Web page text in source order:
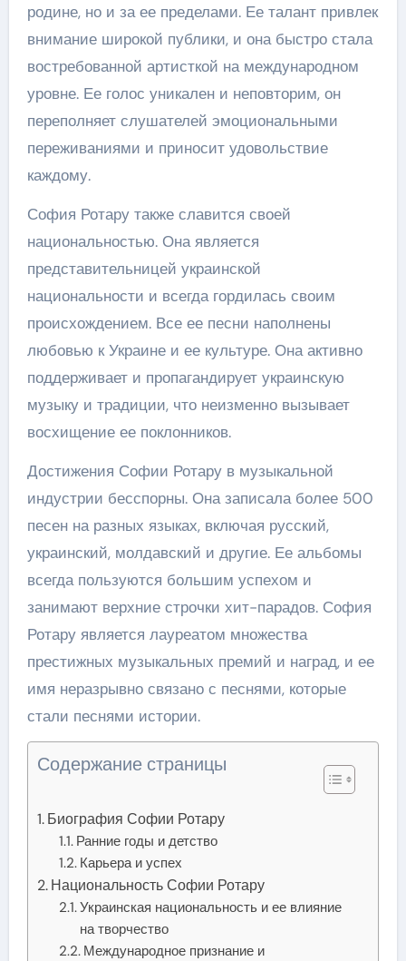
родине, но и за ее пределами. Ее талант привлек
внимание широкой публики, и она быстро стала
востребованной артисткой на международном
уровне. Ее голос уникален и неповторим, он
переполняет слушателей эмоциональными
переживаниями и приносит удовольствие
каждому.
София Ротару также славится своей
национальностью. Она является
представительницей украинской
национальности и всегда гордилась своим
происхождением. Все ее песни наполнены
любовью к Украине и ее культуре. Она активно
поддерживает и пропагандирует украинскую
музыку и традиции, что неизменно вызывает
восхищение ее поклонников.
Достижения Софии Ротару в музыкальной
индустрии бесспорны. Она записала более 500
песен на разных языках, включая русский,
украинский, молдавский и другие. Ее альбомы
всегда пользуются большим успехом и
занимают верхние строчки хит-парадов. София
Ротару является лауреатом множества
престижных музыкальных премий и наград, и ее
имя неразрывно связано с песнями, которые
стали песнями истории.
Содержание страницы
Биография Софии Ротару
Ранние годы и детство
Карьера и успех
Национальность Софии Ротару
Украинская национальность и ее влияние
на творчество
Международное признание и